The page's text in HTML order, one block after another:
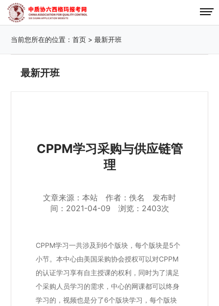
当前您所在的位置：首页 >最新开班
最新开班
CPPM学习采购与供应链管
理
文章来源：本站 作者：佚名 发布时
间：2021-04-09 浏览：2403次
CPPM学习一共涉及到6个版块，每个版块是5个
小节。本中心由美国采购协会授权可以对CPPM
的认证学习享有自主授课的权利，同时为了满足
个采购人员学习的需求，中心的网课都可以终身
学习的，视频也是分了6个版块学习，每个版块